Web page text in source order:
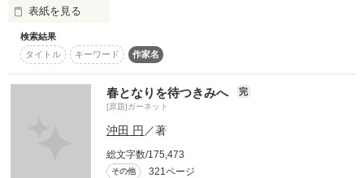
超短編！フェチから始まる溺愛コンテスト
スターツ出版小説投稿サイト合同企画「1話からの長編大
賞」ベリーズカフェ会場
動画あり コミックあり
どれだけ言えば伝わるだろう
「きみは俺の宝物」
表紙を見る
2017/3 スターツ出版文庫より発売
※こちらは修正前の内容です。
文庫版はこちらから大幅な加筆、修正をしております。
たったひとりの自分になる方法を
検索結果
タイトル
キーワード 作家名
春となりを待つきみへ 完
[原題]ガーネット
沖田 円 ／著
総文字数/175,473
その他 321ページ